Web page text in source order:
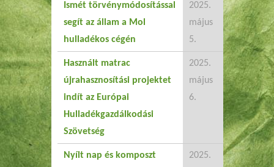
Ismét törvénymódosítással
segít az állam a Mol
hulladékos cégén
2025.
május
5.
Használt matrac
újrahasznosítási projektet
indít az Európai
Hulladékgazdálkodási
Szövetség
2025.
május
6.
Nyílt nap és komposzt
2025.